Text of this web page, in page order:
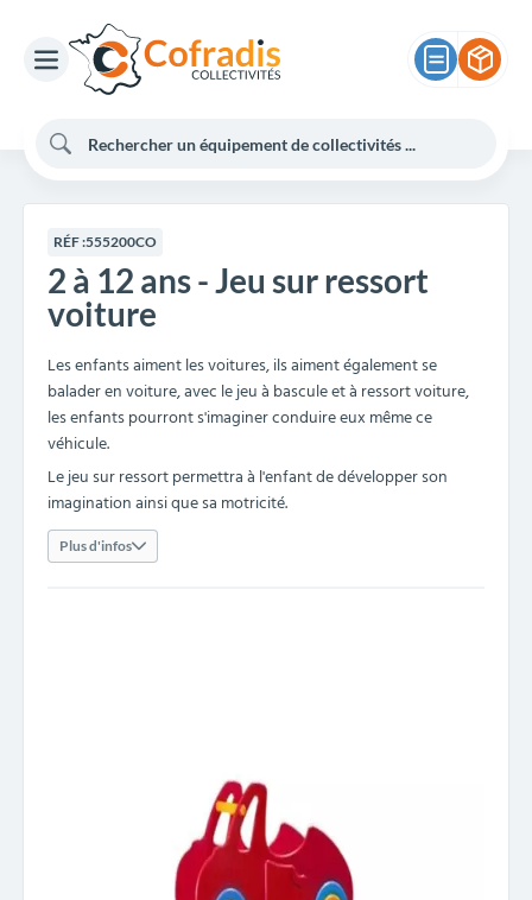
RÉF :555200CO
2 à 12 ans - Jeu sur ressort
voiture
Les enfants aiment les voitures, ils aiment également se
balader en voiture, avec le jeu à bascule et à ressort voiture,
les enfants pourront s'imaginer conduire eux même ce
véhicule.
Le jeu sur ressort permettra à l'enfant de développer son
imagination ainsi que sa motricité.
Plus d'infos